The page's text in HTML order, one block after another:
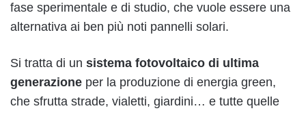
fase sperimentale e di studio, che vuole essere una
alternativa ai ben più noti pannelli solari.
Si tratta di un sistema fotovoltaico di ultima
generazione per la produzione di energia green,
che sfrutta strade, vialetti, giardini… e tutte quelle